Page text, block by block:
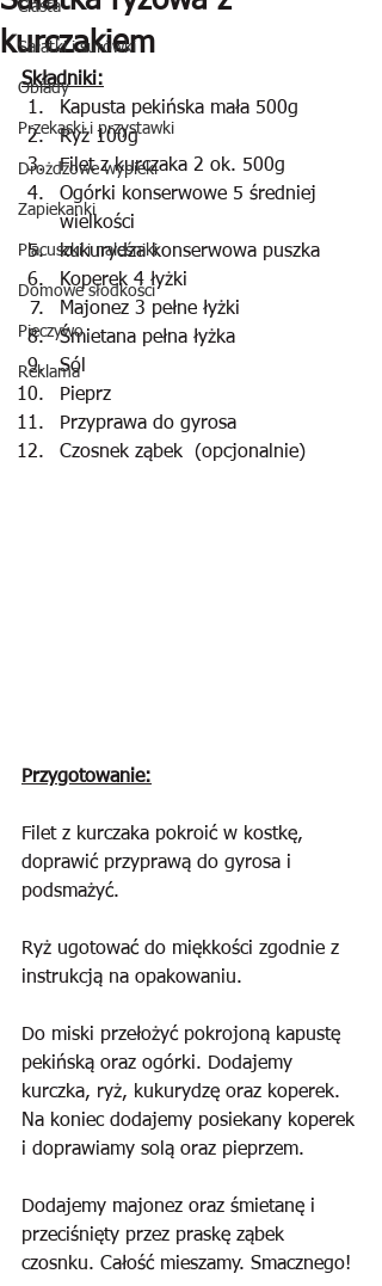
Ciasta
Sałatki i surówki
Obiady
Przekąski i przystawki
Drożdżowe wypieki
Zapiekanki
Placuszki i naleśniki
Domowe słodkości
Pieczywo
Reklama
kurczakiem
Składniki:
Kapusta pekińska mała 500g
Ryż 100g
Filet z kurczaka 2 ok. 500g
Ogórki konserwowe 5 średniej
wielkości
kukurydza konserwowa puszka
Koperek 4 łyżki
Majonez 3 pełne łyżki
Śmietana pełna łyżka
Sól
Pieprz
Przyprawa do gyrosa
Czosnek ząbek  (opcjonalnie)
Przygotowanie:
Filet z kurczaka pokroić w kostkę,
doprawić przyprawą do gyrosa i
podsmażyć.
Ryż ugotować do miękkości zgodnie z
instrukcją na opakowaniu.
Do miski przełożyć pokrojoną kapustę
pekińską oraz ogórki. Dodajemy
kurczka, ryż, kukurydzę oraz koperek.
Na koniec dodajemy posiekany koperek
i doprawiamy solą oraz pieprzem.
Dodajemy majonez oraz śmietanę i
przeciśnięty przez praskę ząbek
czosnku. Całość mieszamy. Smacznego!